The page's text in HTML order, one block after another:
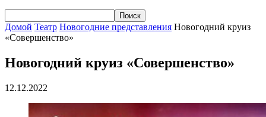
Домой Театр Новогодние представления Новогодний круиз
«Совершенство»
Новогодний круиз «Совершенство»
12.12.2022